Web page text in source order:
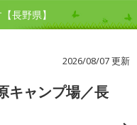
長野県】
2026/08/07 更新
キャンプ場／長